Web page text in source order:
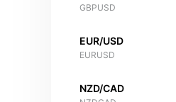
GBPUSD
EUR/USD
EURUSD
NZD/CAD